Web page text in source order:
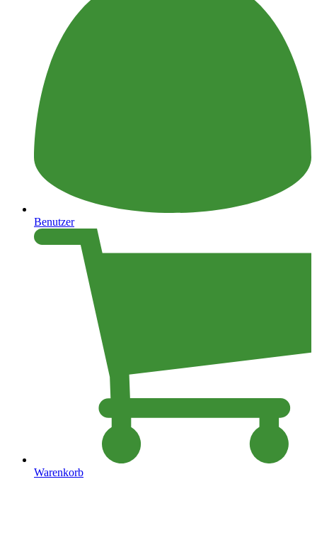
Benutzer
Warenkorb